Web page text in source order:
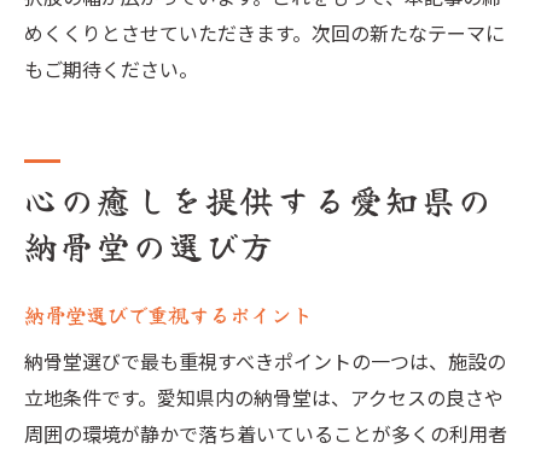
めくくりとさせていただきます。次回の新たなテーマに
もご期待ください。
心の癒しを提供する愛知県の
納骨堂の選び方
納骨堂選びで重視するポイント
納骨堂選びで最も重視すべきポイントの一つは、施設の
立地条件です。愛知県内の納骨堂は、アクセスの良さや
周囲の環境が静かで落ち着いていることが多くの利用者